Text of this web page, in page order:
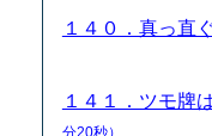
１４０．真っ直
１４１．ツモ牌
分20秒）